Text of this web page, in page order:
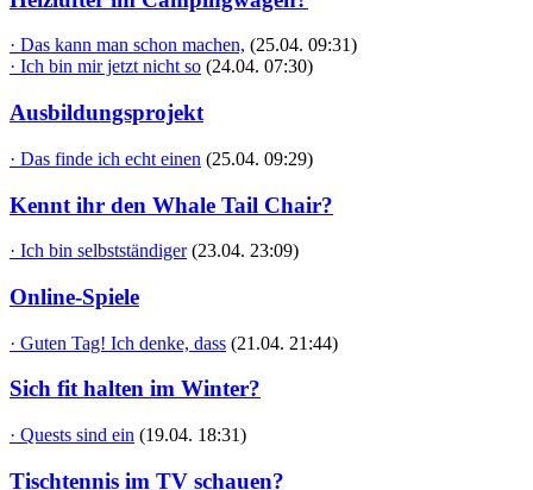
· Das kann man schon machen, (25.04. 09:31)
· Ich bin mir jetzt nicht so (24.04. 07:30)
Ausbildungsprojekt
· Das finde ich echt einen (25.04. 09:29)
Kennt ihr den Whale Tail Chair?
· Ich bin selbstständiger (23.04. 23:09)
Online-Spiele
· Guten Tag! Ich denke, dass (21.04. 21:44)
Sich fit halten im Winter?
· Quests sind ein (19.04. 18:31)
Tischtennis im TV schauen?